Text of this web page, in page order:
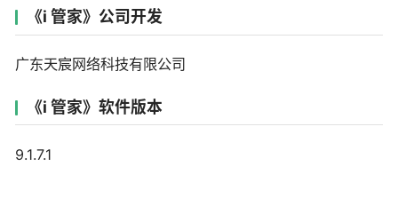
《i 管家》公司开发
广东天宸网络科技有限公司
《i 管家》软件版本
9.1.7.1